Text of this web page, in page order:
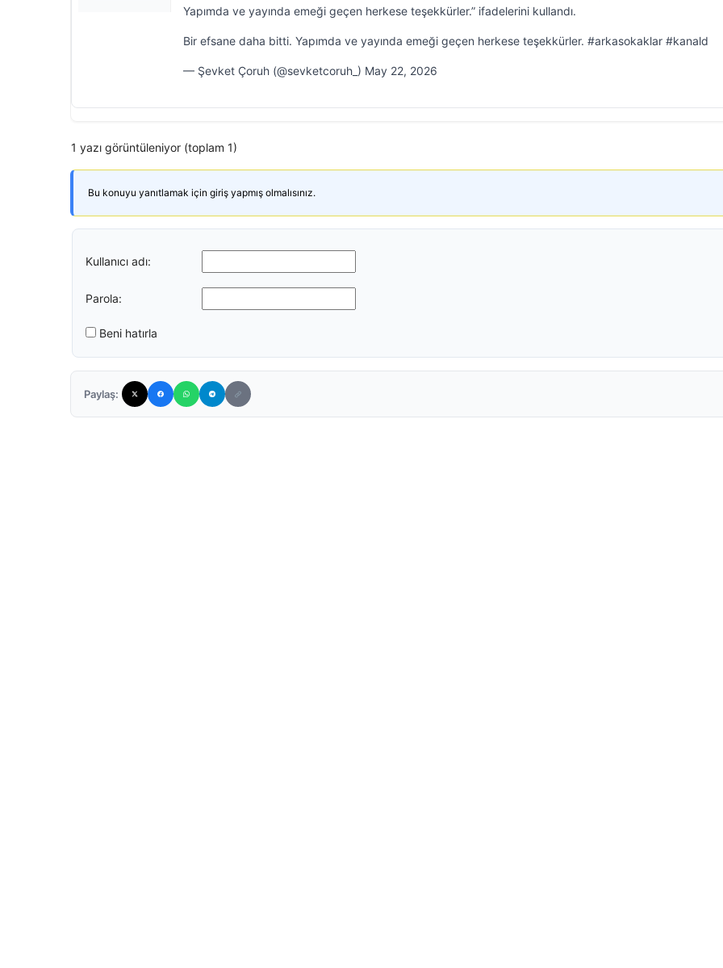
Yapımda ve yayında emeği geçen herkese teşekkürler.” ifadelerini kullandı.
Bir efsane daha bitti. Yapımda ve yayında emeği geçen herkese teşekkürler. #arkasokaklar #kanald
— Şevket Çoruh (@sevketcoruh_) May 22, 2026
1 yazı görüntüleniyor (toplam 1)
Bu konuyu yanıtlamak için giriş yapmış olmalısınız.
Kullanıcı adı:
Parola:
Beni hatırla
Paylaş: